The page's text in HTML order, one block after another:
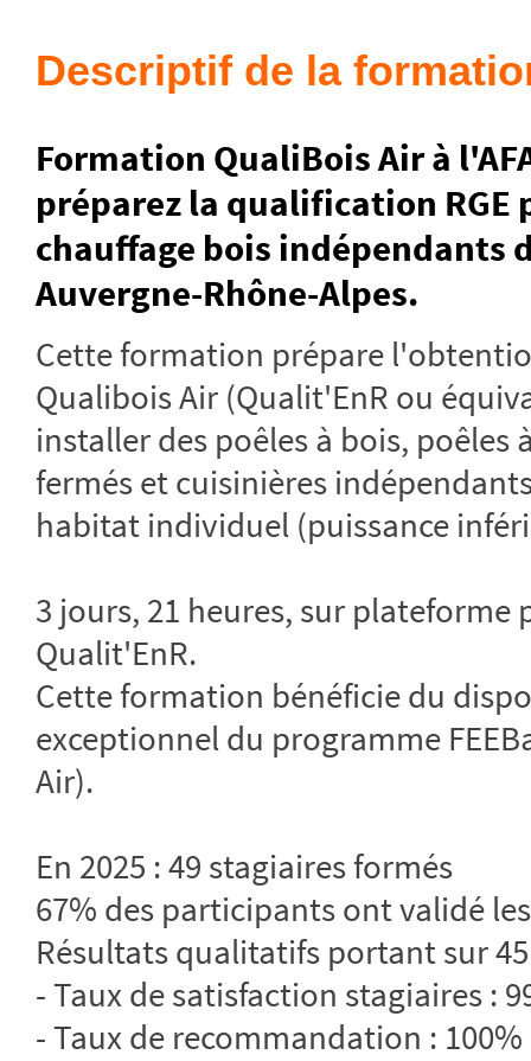
Descriptif de la
Formation QualiBois Air à
préparez la qualification RGE
chauffage bois indépendants
Auvergne-Rhône-Alpes.
Cette formation prépare
Qualibois Air (Qualit'EnR ou
installer des poêles à bois, poêles
fermés et cuisinières
habitat individuel (puissance
3 jours, 21 heures, sur plateforme
Qualit'EnR.
Cette formation bénéficie du
exceptionnel du programme
Air).
En 2025 : 49 stagiaires formés
67% des participants ont validé
Résultats qualitatifs portant sur
- Taux de satisfaction stagiaires :
- Taux de recommandation : 100%